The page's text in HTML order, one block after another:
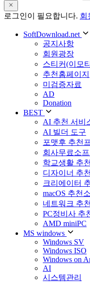
로그인이 필요합니다. 회
SoftDownload.net
공지사항
회원광장
스티커(이모
추천홈페이지
미검증자료
AD
Donation
BEST
AI 추천 서비
AI 빌더 도구
포맷후 추천
회사무료소
학교생활 추
디자이너 추
크리에이터
macOS 추천
네트워크 추
PC정비사 추
AMD miniPC
MS windows
Windows SV
Windows ISO
Windows on
AI
시스템관리